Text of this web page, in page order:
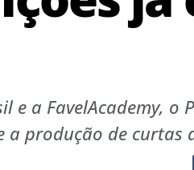
e a FavelAcademy, o
a produção de curtas